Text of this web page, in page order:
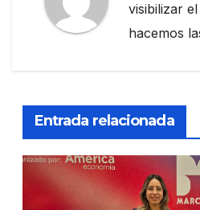
visibilizar
hacemos
Entrada relacionada